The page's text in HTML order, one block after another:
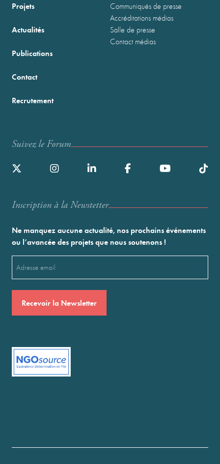
Projets
Actualités
Publications
Communiqués de presse
Accréditations médias
Salle de presse
Contact médias
Contact
Recrutement
Suivez le Forum
Inscription à la Newstetter
Ne manquez aucune actualité, nos prochains événements
ou l’avancée des projets que nous soutenons !
(Nécessaire)